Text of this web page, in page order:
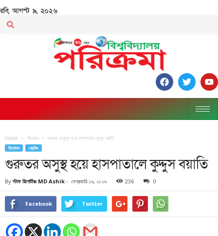
রবি, আগস্ট ৯, ২০২৬
Home বিনোদন গুরুতর অসুস্থ হয়ে হাসপাতালে কুদ্দুস বয়াতি
বিনোদন ব্রেকিং
গুরুতর অসুস্থ হয়ে হাসপাতালে কুদ্দুস বয়াতি
By স্টাফ রিপোর্টারঃ MD Ashik - ফেব্রুয়ারি ১৯, ২০১৯ 236 0
Facebook Twitter